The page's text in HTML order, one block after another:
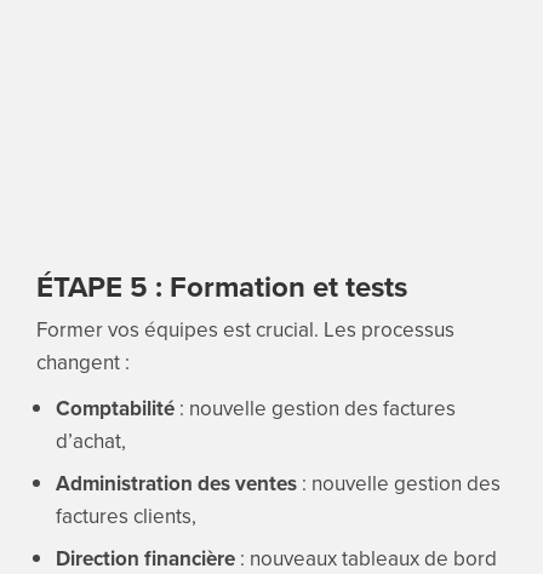
ÉTAPE 5 : Formation et tests
Former vos équipes est crucial. Les processus
changent :
Comptabilité: nouvelle gestion des factures
d’achat,
Administration des ventes: nouvelle gestion des
factures clients,
Direction financière: nouveaux tableaux de bord